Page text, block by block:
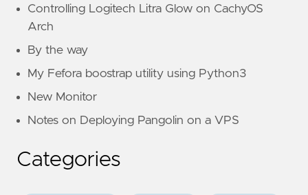
Controlling Logitech Litra Glow on CachyOS
Arch
By the way
My Fefora boostrap utility using Python3
New Monitor
Notes on Deploying Pangolin on a VPS
Categories